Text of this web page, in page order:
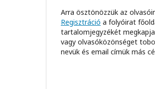
Arra ösztönözzük az
Regisztráció a folyóirat
tartalomjegyzékét
vagy olvasóközönséget
nevük és email címük más